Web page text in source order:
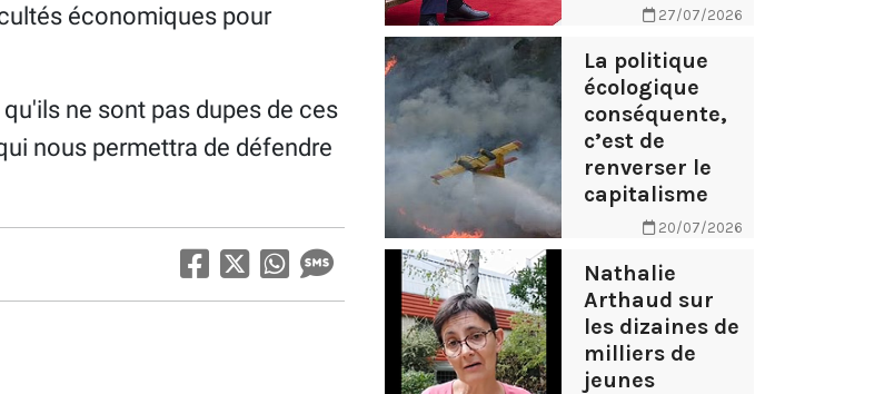
économiques pour
ne sont pas dupes de ces
nous permettra de défendre
27/07/2026
La politique
écologique
conséquente,
c’est de
renverser le
capitalisme
20/07/2026
Nathalie
Arthaud sur
les dizaines de
milliers de
jeunes